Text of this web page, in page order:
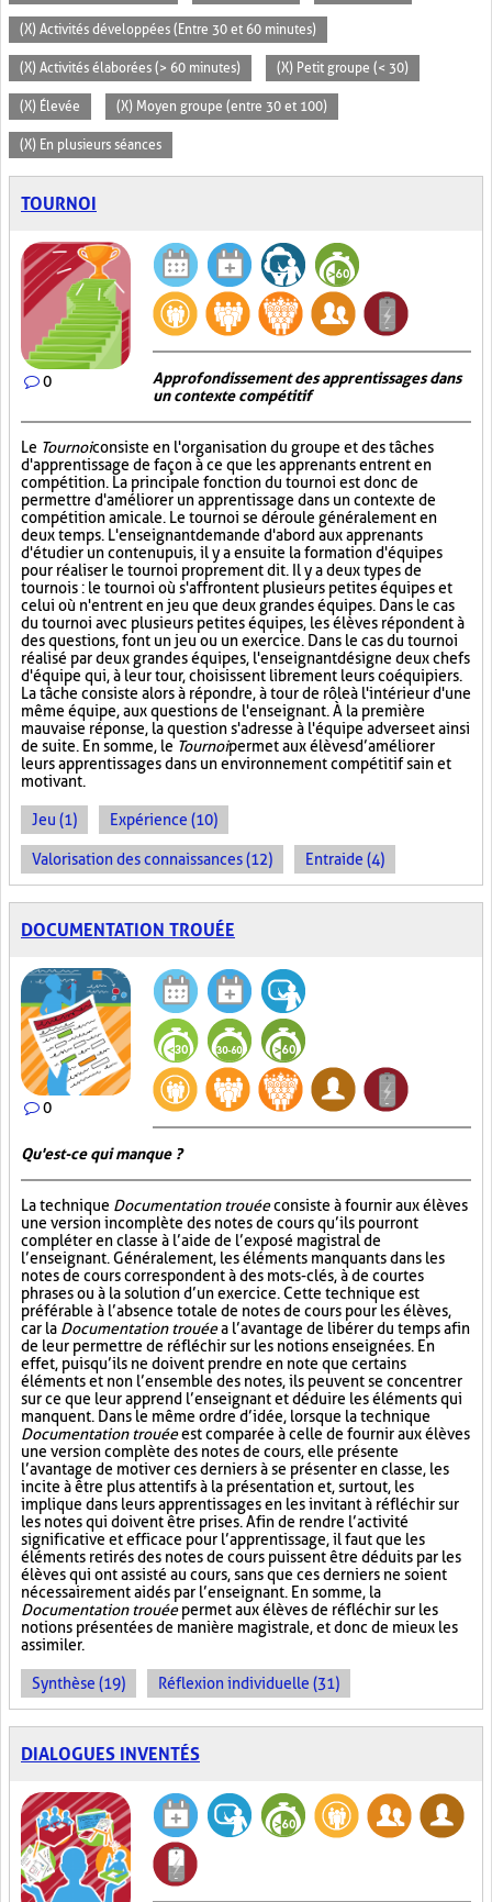
(X) Activités développées (Entre 30 et 60 minutes)
(X) Activités élaborées (> 60 minutes) (X) Petit groupe (< 30)
(X) Élevée (X) Moyen groupe (entre 30 et 100)
(X) En plusieurs séances
TOURNOI
0
Approfondissement des apprentissages dans
un contexte compétitif
Le Tournoiconsiste en l'organisation du groupe et des tâches
d'apprentissage de façon à ce que les apprenants entrent en
compétition. La principale fonction du tournoi est donc de
permettre d'améliorer un apprentissage dans un contexte de
compétition amicale. Le tournoi se déroule généralement en
deux temps. L'enseignant demande d'abord aux apprenants
d'étudier un contenu puis, il y a ensuite la formation d'équipes
pour réaliser le tournoi proprement dit. Il y a deux types de
tournois : le tournoi où s'affrontent plusieurs petites équipes et
celui où n'entrent en jeu que deux grandes équipes. Dans le cas
du tournoi avec plusieurs petites équipes, les élèves répondent à
des questions, font un jeu ou un exercice. Dans le cas du tournoi
réalisé par deux grandes équipes, l'enseignant désigne deux chefs
d'équipe qui, à leur tour, choisissent librement leurs coéquipiers.
La tâche consiste alors à répondre, à tour de rôle à l'intérieur d'une
même équipe, aux questions de l'enseignant. À la première
mauvaise réponse, la question s'adresse à l'équipe adverse et ainsi
de suite. En somme, le Tournoipermet aux élèves d’améliorer
leurs apprentissages dans un environnement compétitif sain et
motivant.
Jeu (1) Expérience (10)
Valorisation des connaissances (12) Entraide (4)
DOCUMENTATION TROUÉE
0
Qu'est-ce qui manque ?
La technique Documentation trouéeconsiste à fournir aux élèves
une version incomplète des notes de cours qu’ils pourront
compléter en classe à l’aide de l’exposé magistral de
l’enseignant. Généralement, les éléments manquants dans les
notes de cours correspondent à des mots-clés, à de courtes
phrases ou à la solution d’un exercice. Cette technique est
préférable à l’absence totale de notes de cours pour les élèves,
car la Documentation trouéea l’avantage de libérer du temps afin
de leur permettre de réfléchir sur les notions enseignées. En
effet, puisqu’ils ne doivent prendre en note que certains
éléments et non l’ensemble des notes, ils peuvent se concentrer
sur ce que leur apprend l’enseignant et déduire les éléments qui
manquent. Dans le même ordre d’idée, lorsque la technique
Documentation trouéeest comparée à celle de fournir aux élèves
une version complète des notes de cours, elle présente
l’avantage de motiver ces derniers à se présenter en classe, les
incite à être plus attentifs à la présentation et, surtout, les
implique dans leurs apprentissages en les invitant à réfléchir sur
les notes qui doivent être prises. Afin de rendre l’activité
significative et efficace pour l’apprentissage, il faut que les
éléments retirés des notes de cours puissent être déduits par les
élèves qui ont assisté au cours, sans que ces derniers ne soient
nécessairement aidés par l’enseignant. En somme, la
Documentation trouéepermet aux élèves de réfléchir sur les
notions présentées de manière magistrale, et donc de mieux les
assimiler.
Synthèse (19) Réflexion individuelle (31)
DIALOGUES INVENTÉS